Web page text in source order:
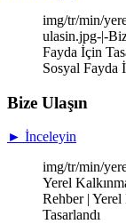
img/tr/min/
ulasin.jpg-|-
Fayda İçin
Sosyal Fayda
Bize Ulaşın
► İnceleyin
img/tr/min/
Yerel
Rehber |
Tasarlandı